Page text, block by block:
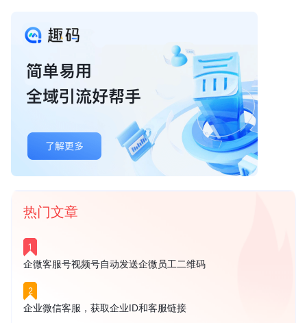
热门文章
1
企微客服号视频号自动发送企微员工二维码
2
企业微信客服，获取企业ID和客服链接